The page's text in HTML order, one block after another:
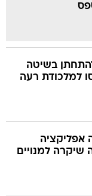
בשיטה
למלכודת רעה
אפליקציה
שיקרה למנויים